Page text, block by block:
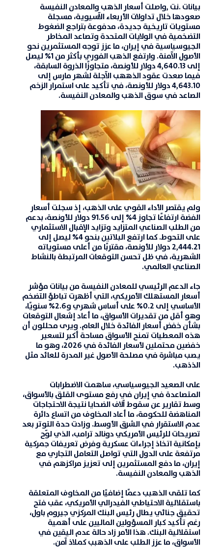
بيانات .نت,واصلت أسعارالذهب والمعادن النفيسة
صعودها خلال تداولات الأربعاء الآسيوية، مسجلة
مستويات تاريخية جديدة، مدفوعة بتراجع الضغوط
التضخمية في الولايات المتحدة وتصاعد المخاطر
الجيوسياسية في إيران، ما عزز توجه المستثمرين نحو
الأصول الآمنة. وارتفع الذهب الفوري بأكثر من 1% ليصل
إلى 4,640.13 دولار للأونصة، متجاوزًا الذروة السابقة،
فيما صعدت عقود الذههب الآجلة لشهر مارس إلى
4,643.10 دولار للأونصة، في تأكيد على استمرار الزخم
الصاعد في سوقالذهب والمعادن النفيسة.
ولم يقتصر الأداء القوي على الذهب، إذ سجلت أسعار
الفضة ارتفاعًا تجاوز 4% إلى 91.56 دولار للأونصة، بدعم
من الطلب الصناعي المتزايد وتزايد الإقبال الاستثماري
على التحوط. كما ارتفع البلاتين بنحو 4% ليصل إلى
2,444.21 دولار للأونصة، مقتربًا من أعلى مستوياته
الشهرية، في ظل تحسن التوقعات المرتبطة بالنشاط
الصناعي العالمي.
جاء الدعم الرئيسي للمعادن النفيسة من بياناتمؤشر
أسعار المستهلك الأمريكي، التي أظهرت تباطؤ التضخم
الأساسي إلى 0.2% على أساس شهري و2.6% سنويًا،
وهو أقل من تقديرات الأسواق، ما أعاد إشعال التوقعات
بشأن خفض أسعار الفائدة خلال العام. ويرى محللون أن
هذه المعطيات تمنح الأسواق مساحة أكبر لتسعير
خفضين محتملين لأسعار الفائدة في 2026، وهو ما
يصب مباشرة في مصلحة الأصول غير المدرة للعائد مثل
الذذهب.
على الصعيد الجيوسياسي، ساهمت الاضطرابات
المتصاعدة في إيران في رفع مستوى القلق بالأسواق،
وسط تقارير عن سقوط آلاف الضحايا نتيجة الاحتجاجات
المناهضة للحكومة، ما أعاد المخاوف من اتساع دائرة
عدم الاستقرار في الشرق الأوسط. وزادت حدة التوتر بعد
تصريحات للرئيس الأمريكي دونالد ترامب، الذي لوّح
بإمكانية اتخاذ إجراءات عسكرية وفرض تعريفات جمركية
مرتفعة على الدول التي تواصل التعامل التجاري مع
إيران، ما دفع المستثمرين إلى تعزيز مراكزهم في
الذهب والمعادن النفيسة.
كما تلقى الذهبب دعمًا إضافيًا من المخاوف المتعلقة
باستقلالية الاحتياطي الفيدرالي الأمريكي، عقب فتح
تحقيق جنائي يطال رئيس البنك المركزي جيروم باول،
رغم تأكيد كبار المسؤولين الماليين على أهمية
استقلالية البنك. هذا الأمر زاد حالة عدم اليقين في
الأسواق، ما عزز الطلب على الذهبب كملاذ آمن.